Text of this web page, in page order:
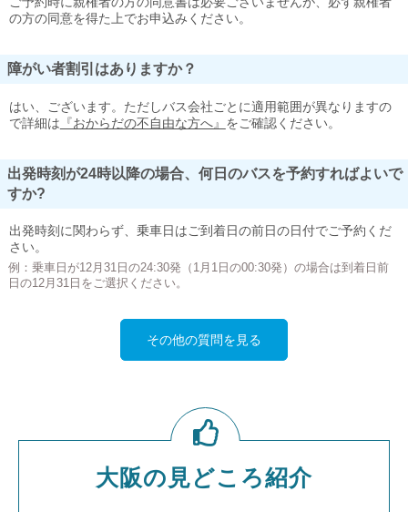
の方の同意を得た上でお申込みください。
障がい者割引はありますか？
はい、ございます。ただしバス会社ごとに適用範囲が異なりますの
で詳細は 『おからだの不自由な方へ』 をご確認ください。
出発時刻が24時以降の場合、何日のバスを予約すればよいで
すか?
出発時刻に関わらず、乗車日はご到着日の前日の日付でご予約くだ
さい。
例：乗車日が12月31日の24:30発（1月1日の00:30発）の場合は到着日前
日の12月31日をご選択ください。
その他の質問を見る
大阪の見どころ紹介